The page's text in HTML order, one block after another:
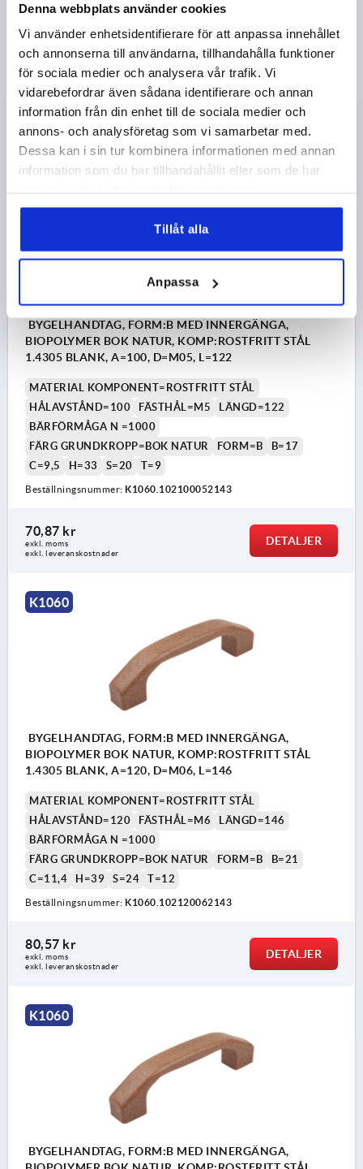
Denna webbplats använder cookies
Vi använder enhetsidentifierare för att anpassa innehållet
och annonserna till användarna, tillhandahålla funktioner
för sociala medier och analysera vår trafik. Vi
vidarebefordrar även sådana identifierare och annan
information från din enhet till de sociala medier och
annons- och analysföretag som vi samarbetar med.
Dessa kan i sin tur kombinera informationen med annan
information som du har tillhandahållit eller som de har
Tillåt alla
Anpassa
BÄRFÖRMÅGA N =1000
FÄRG GRUNDKROPP=SVARTGRÅ RAL 7021
FORM=A
B=24
C=14,2 H=45 S=28
Beställningsnummer:K1060.10114008290
91,15 kr
exkl. moms
exkl. leveranskostnader
DETALJER
BYGELHANDTAG, FORM:B MED INNERGÄNGA,
BIOPOLYMER BOK NATUR, KOMP:ROSTFRITT STÅL
1.4305 BLANK, A=100, D=M05, L=122
MATERIAL KOMPONENT=ROSTFRITT STÅL
HÅLAVSTÅND=100
FÄSTHÅL=M5
LÄNGD=122
BÄRFÖRMÅGA N =1000
FÄRG GRUNDKROPP=BOK NATUR
FORM=B
B=17
C=9,5
H=33 S=20 T=9
Beställningsnummer: K1060.102100052143
70,87 kr
exkl. moms
exkl. leveranskostnader
DETALJER
K1060
BYGELHANDTAG, FORM:B MED INNERGÄNGA,
BIOPOLYMER BOK NATUR, KOMP:ROSTFRITT STÅL
1.4305 BLANK, A=120, D=M06, L=146
MATERIAL KOMPONENT=ROSTFRITT STÅL
HÅLAVSTÅND=120
FÄSTHÅL=M6
LÄNGD=146
BÄRFÖRMÅGA N =1000
FÄRG GRUNDKROPP=BOK NATUR
FORM=B
B=21
C=11,4
H=39 S=24 T=12
Beställningsnummer: K1060.102120062143
80,57 kr
exkl. moms
exkl. leveranskostnader
DETALJER
K1060
BYGELHANDTAG, FORM:B MED INNERGÄNGA,